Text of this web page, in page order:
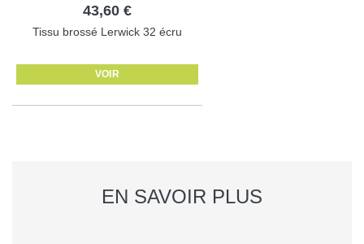
43,60 €
Tissu brossé Lerwick 32 écru
VOIR
EN SAVOIR PLUS